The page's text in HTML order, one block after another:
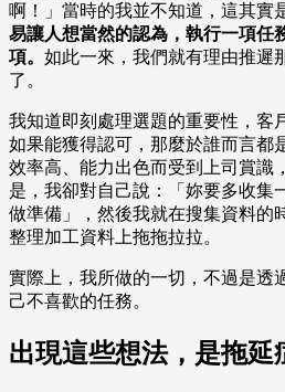
啊！」當時的我並不知道，這其實
易讓人想當然的認為，執行一項任
項。 如此一來，我們就有理由推遲
了。
我知道即刻處理選題的重要性，客
如果能獲得認可，那麼於誰而言都
效率高、能力出色而受到上司賞識
是，我卻對自己說：「妳要多收集
做準備」，然後我就在搜集資料的
整理加工資料上拖拖拉拉。
實際上，我所做的一切，不過是透
己不喜歡的任務。
出現這些想法，是拖延